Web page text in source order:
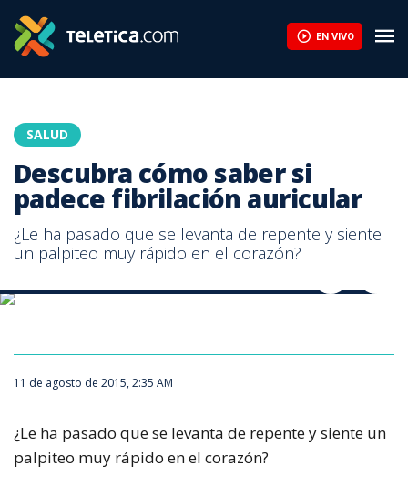
EN VIVO
SALUD
Descubra cómo saber si
padece fibrilación auricular
¿Le ha pasado que se levanta de repente y siente
un palpiteo muy rápido en el corazón?
11 de agosto de 2015, 2:35 AM
¿Le ha pasado que se levanta de repente y siente un
palpiteo muy rápido en el corazón?